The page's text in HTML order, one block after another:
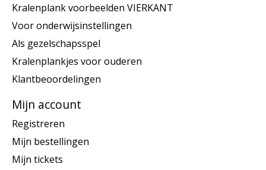
Kralenplank voorbeelden VIERKANT
Voor onderwijsinstellingen
Als gezelschapsspel
Kralenplankjes voor ouderen
Klantbeoordelingen
Mijn account
Registreren
Mijn bestellingen
Mijn tickets